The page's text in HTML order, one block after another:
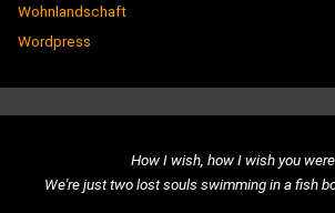
Wohnlandschaft
Wordpress
How I wish, how I wish you
We're just two lost souls swimming in a fish